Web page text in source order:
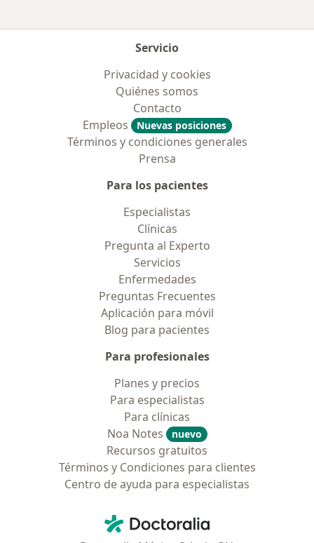
Servicio
Privacidad y cookies
Quiénes somos
Contacto
Empleos
Nuevas posiciones
Términos y condiciones generales
Prensa
Para los pacientes
Especialistas
Clínicas
Pregunta al Experto
Servicios
Enfermedades
Preguntas Frecuentes
Aplicación para móvil
Blog para pacientes
Para profesionales
Planes y precios
Para especialistas
Para clínicas
Noa Notes
nuevo
Recursos gratuitos
Términos y Condiciones para clientes
Centro de ayuda para especialistas
Doctoralia - Página de inicio